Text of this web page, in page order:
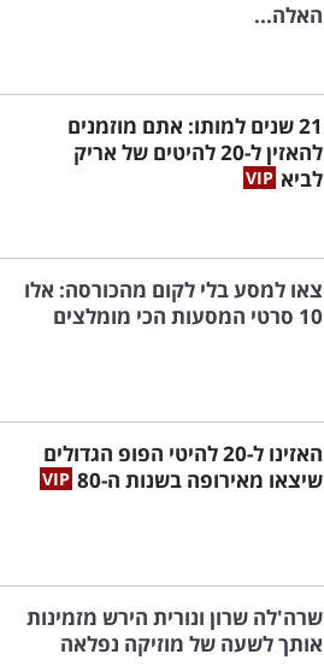
האלה...
21 שנים למותו: אתם מוזמנים
להאזין ל-20 להיטים של אריק
לביא
צאו למסע בלי לקום מהכורסה: אלו
10 סרטי המסעות הכי מומלצים
האזינו ל-20 להיטי הפופ הגדולים
שיצאו מאירופה בשנות ה-80
שרה'לה שרון ונורית הירש מזמינות
אותך לשעה של מוזיקה נפלאה